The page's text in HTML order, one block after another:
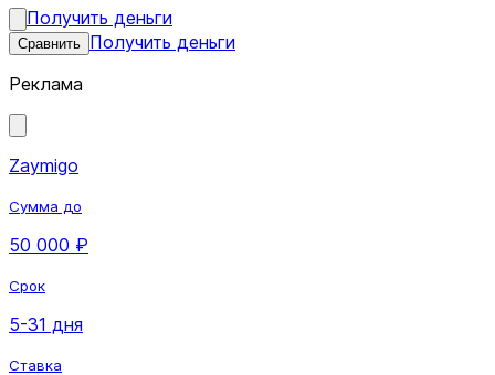
Получить деньги
Сравнить Получить деньги
Реклама
Zaymigo
Сумма до
50 000 ₽
Срок
5-31 дня
Ставка